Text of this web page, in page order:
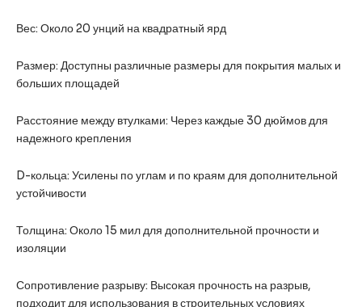
Вес: Около 20 унций на квадратный ярд
Размер: Доступны различные размеры для покрытия малых и
больших площадей
Расстояние между втулками: Через каждые 30 дюймов для
надежного крепления
D-кольца: Усилены по углам и по краям для дополнительной
устойчивости
Толщина: Около 15 мил для дополнительной прочности и
изоляции
Сопротивление разрыву: Высокая прочность на разрыв,
подходит для использования в строительных условиях